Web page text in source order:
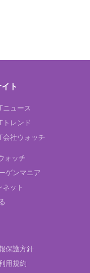
ト
ニュース
トレンド
会社ウォッチ
ォッチ
ゲンマニア
ット
保護方針
用規約